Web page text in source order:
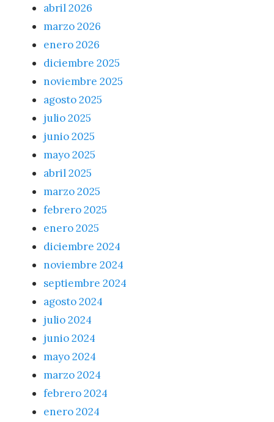
abril 2026
marzo 2026
enero 2026
diciembre 2025
noviembre 2025
agosto 2025
julio 2025
junio 2025
mayo 2025
abril 2025
marzo 2025
febrero 2025
enero 2025
diciembre 2024
noviembre 2024
septiembre 2024
agosto 2024
julio 2024
junio 2024
mayo 2024
marzo 2024
febrero 2024
enero 2024